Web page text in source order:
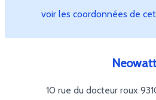
voir les coordonnées de
Neowatt
10 rue du docteur roux